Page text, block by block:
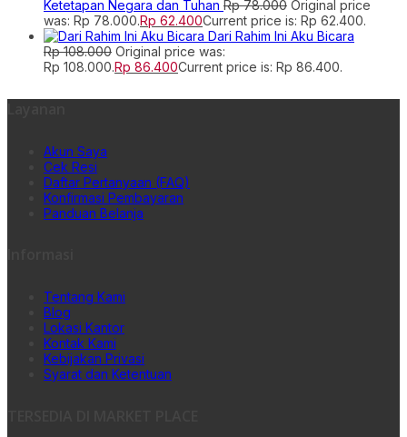
Ketetapan Negara dan Tuhan Rp78.000 Original price
was: Rp 78.000.Rp 62.400Current price is: Rp 62.400.
Dari Rahim Ini Aku Bicara
Rp108.000 Original price was:
Rp 108.000.Rp 86.400Current price is: Rp 86.400.
Akun Saya
Cek Resi
Daftar Pertanyaan (FAQ)
Konfirmasi Pembayaran
Panduan Belanja
Tentang Kami
Blog
Lokasi Kantor
Kontak Kami
Kebijakan Privasi
Syarat dan Ketentuan